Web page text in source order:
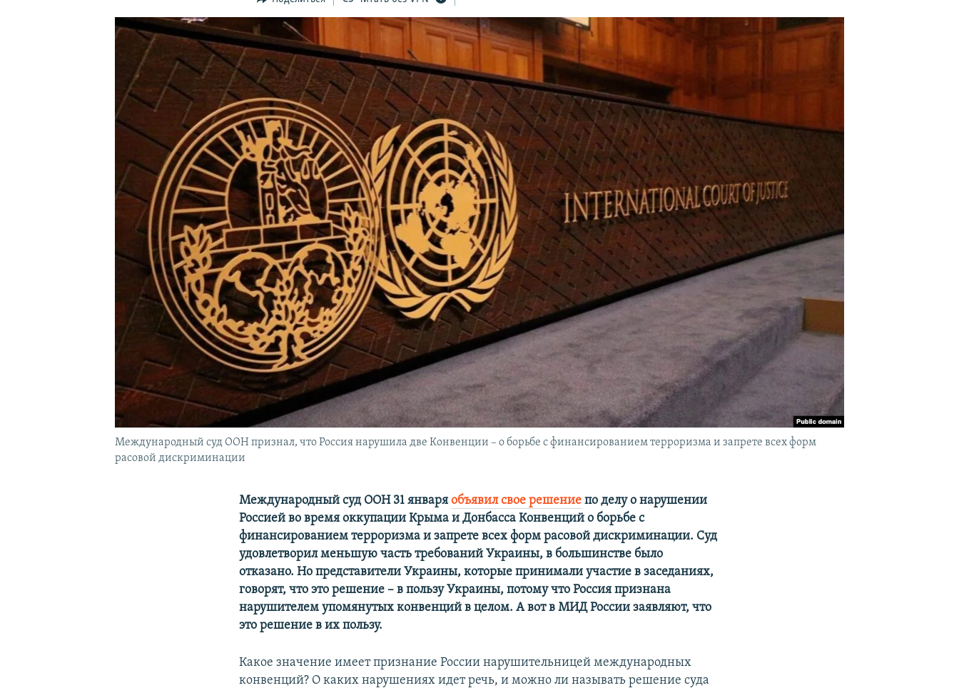
КРЫМ.НЕПОКОРЕННЫЙ
УКРАИНСКАЯ ПРОБЛЕМА КРЫМА
Международный суд ООН признал, что Россия нарушила две Конвенции – о борьбе с финансированием терроризма и запрете всех форм
расовой дискриминации
Международный суд ООН 31 январяобъявил свое решение по делу о нарушении
Россией во время оккупации Крыма и Донбасса Конвенций о борьбе с
финансированием терроризма и запрете всех форм расовой дискриминации. Суд
удовлетворил меньшую часть требований Украины, в большинстве было
отказано. Но представители Украины, которые принимали участие в заседаниях,
говорят, что это решение – в пользу Украины, потому что Россия признана
нарушителем упомянутых конвенций в целом. А вот в МИД России заявляют, что
это решение в их пользу.
Какое значение имеет признание России нарушительницей международных
конвенций? О каких нарушениях идет речь, и можно ли называть решение суда